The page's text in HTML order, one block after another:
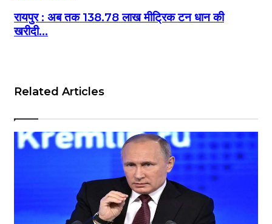
रायपुर : अब तक 138.78 लाख मीट्रिक टन धान की
खरीदी...
Related Articles